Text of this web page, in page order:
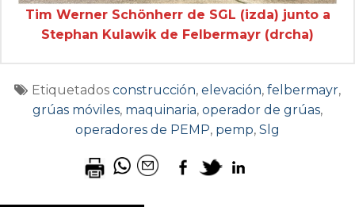
Tim Werner Schönherr de SGL (izda) junto a
Stephan Kulawik de Felbermayr (drcha)
Etiquetados construcción, elevación, felbermayr,
grúas móviles, maquinaria, operador de grúas,
operadores de PEMP, pemp, Slg